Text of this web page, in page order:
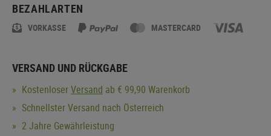
BEZAHLARTEN
VORKASSE MASTERCARD
VERSAND UND RÜCKGABE
KostenloserVersand ab € 99,90 Warenkorb
Schnellster Versand nach Österreich
2 Jahre Gewährleistung